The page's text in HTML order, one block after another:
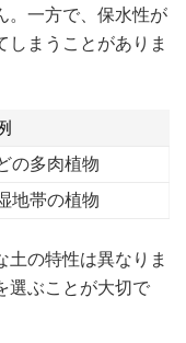
。一方で、保水性が
まうことがありま
の多肉植物
地帯の植物
の特性は異なりま
選ぶことが大切で